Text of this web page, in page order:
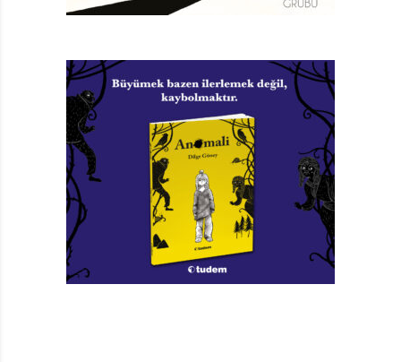
Hayır! Burası Orman Değil!
Susanna Isern
Resimleyen: Rocio Bonilla
Türkçeleştiren: Halil Türkden
Günışığı Kitaplığı, 36 sayfa